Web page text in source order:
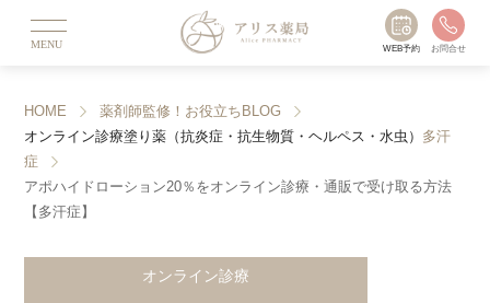
MENU WEB予約 お問合せ
HOME
薬剤師監修！お役立ちBLOG
オンライン診療塗り薬（抗炎症・抗生物質・ヘルペス・水虫） 多汗
症
アポハイドローション20％をオンライン診療・通販で受け取る方法
【多汗症】
オンライン診療